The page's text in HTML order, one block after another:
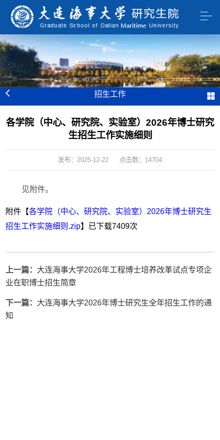
招生工作
各学院（中心、研究院、实验室）2026年博士研究
生招生工作实施细则
发布：2025-12-22 点击数： 14704
见附件。
附件【各学院（中心、研究院、实验室）2026年博士研究生
招生工作实施细则.zip】已下载7409次
上一篇： 大连海事大学2026年工程博士培养改革试点专项企
业在职博士招生简章
下一篇： 大连海事大学2026年博士研究生全年招生工作的通
知